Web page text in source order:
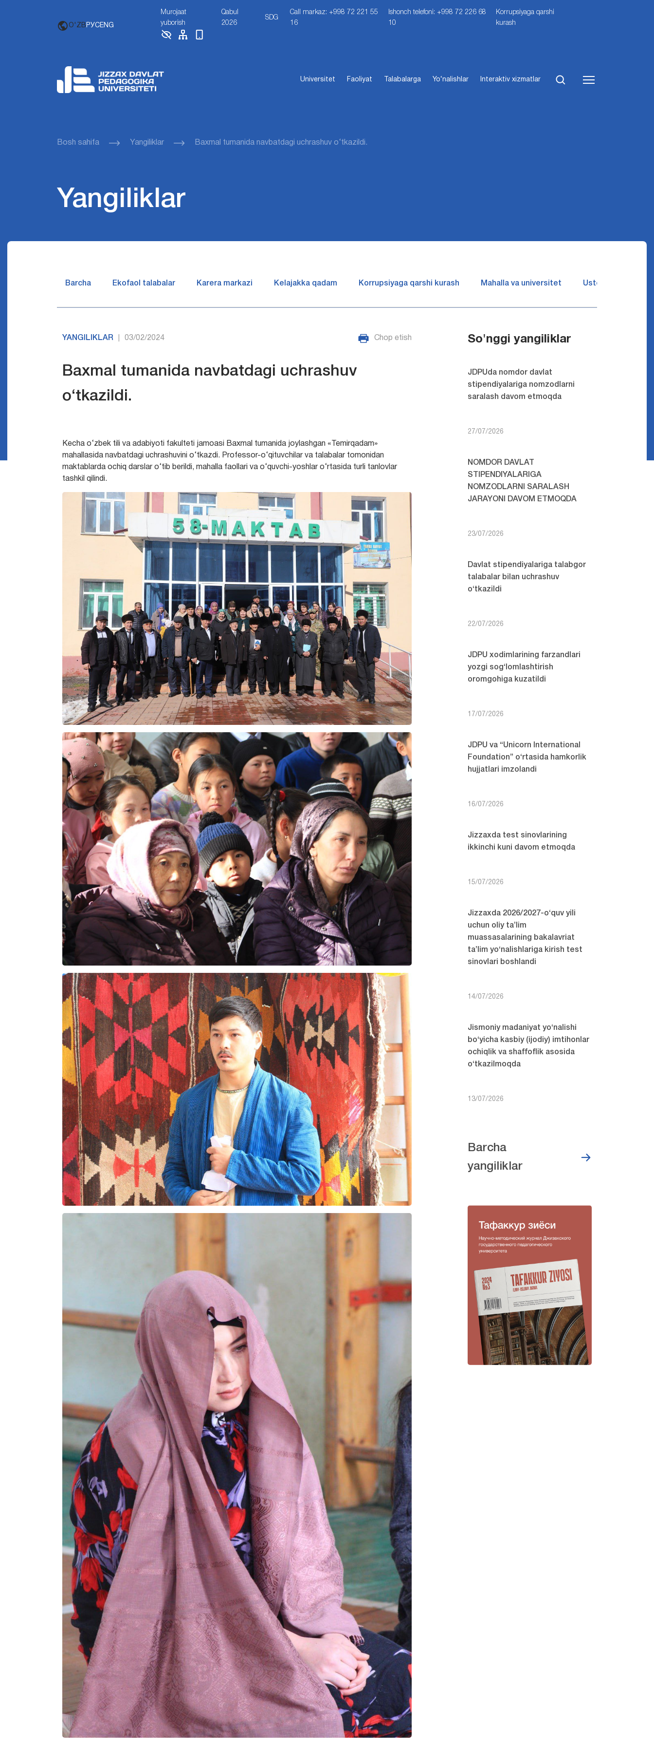
O'ZB РУСENG
Murojaat
yuborish
Qabul
2026
SDG
Call markaz: +998 72 221 55
16
Ishonch telefoni: +998 72 226 68
10
Korrupsiyaga qarshi
kurash
Universitet Faoliyat Talabalarga Yo‘nalishlar Interaktiv xizmatlar
Bosh sahifa Yangiliklar Baxmal tumanida navbatdagi uchrashuv o‘tkazildi.
Yangiliklar
Barcha Ekofaol talabalar Karera markazi Kelajakka qadam Korrupsiyaga qarshi kurash Mahalla va universitet Ustozlar suhbatin
YANGILIKLAR 03/02/2024 Chop etish
Baxmal tumanida navbatdagi uchrashuv
o‘tkazildi.
Kecha o‘zbek tili va adabiyoti fakulteti jamoasi Baxmal tumanida joylashgan «Temirqadam»
mahallasida navbatdagi uchrashuvini o‘tkazdi. Professor-o‘qituvchilar va talabalar tomonidan
maktablarda ochiq darslar o‘tib berildi, mahalla faollari va o‘quvchi-yoshlar o‘rtasida turli tanlovlar
tashkil qilindi.
So'nggi yangiliklar
JDPUda nomdor davlat
stipendiyalariga nomzodlarni
saralash davom etmoqda
27/07/2026
NOMDOR DAVLAT
STIPENDIYALARIGA
NOMZODLARNI SARALASH
JARAYONI DAVOM ETMOQDA
23/07/2026
Davlat stipendiyalariga talabgor
talabalar bilan uchrashuv
o‘tkazildi
22/07/2026
JDPU xodimlarining farzandlari
yozgi sog‘lomlashtirish
oromgohiga kuzatildi
17/07/2026
JDPU va “Unicorn International
Foundation” o‘rtasida hamkorlik
hujjatlari imzolandi
16/07/2026
Jizzaxda test sinovlarining
ikkinchi kuni davom etmoqda
15/07/2026
Jizzaxda 2026/2027-o‘quv yili
uchun oliy ta’lim
muassasalarining bakalavriat
ta’lim yo‘nalishlariga kirish test
sinovlari boshlandi
14/07/2026
Jismoniy madaniyat yo‘nalishi
bo‘yicha kasbiy (ijodiy) imtihonlar
ochiqlik va shaffoflik asosida
o‘tkazilmoqda
13/07/2026
Barcha
yangiliklar